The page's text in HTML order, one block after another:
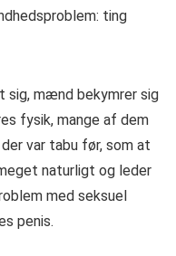
ting
sig, mænd bekymrer sig
fysik, mange af dem
var tabu før, som at
naturligt og leder
med seksuel
penis.